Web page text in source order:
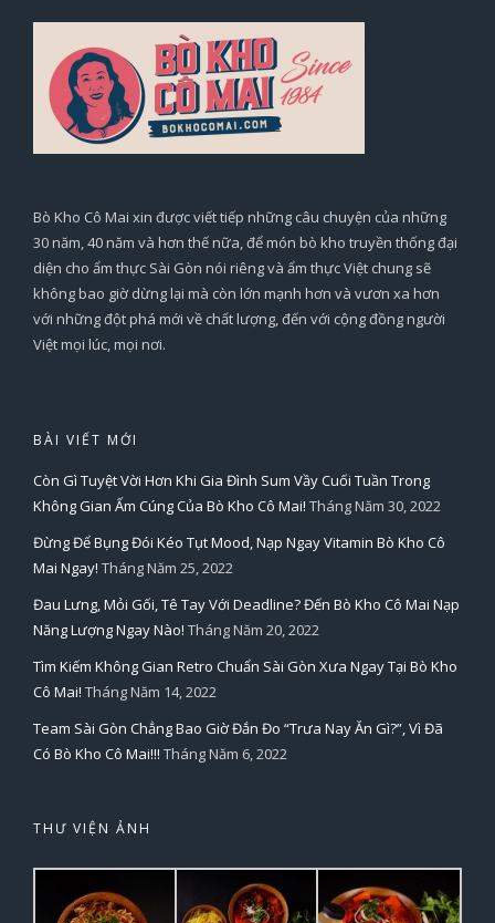
Bò Kho Cô Mai xin được viết tiếp những câu chuyện của những
30 năm, 40 năm và hơn thế nữa, để món bò kho truyền thống đại
diện cho ẩm thực Sài Gòn nói riêng và ẩm thực Việt chung sẽ
không bao giờ dừng lại mà còn lớn mạnh hơn và vươn xa hơn
với những đột phá mới về chất lượng, đến với cộng đồng người
Việt mọi lúc, mọi nơi.
BÀI VIẾT MỚI
Còn Gì Tuyệt Vời Hơn Khi Gia Đình Sum Vầy Cuối Tuần Trong
Không Gian Ấm Cúng Của Bò Kho Cô Mai! Tháng Năm 30, 2022
Đừng Để Bụng Đói Kéo Tụt Mood, Nạp Ngay Vitamin Bò Kho Cô
Mai Ngay! Tháng Năm 25, 2022
Đau Lưng, Mỏi Gối, Tê Tay Với Deadline? Đến Bò Kho Cô Mai Nạp
Năng Lượng Ngay Nào! Tháng Năm 20, 2022
Tìm Kiếm Không Gian Retro Chuẩn Sài Gòn Xưa Ngay Tại Bò Kho
Cô Mai! Tháng Năm 14, 2022
Team Sài Gòn Chẳng Bao Giờ Đắn Đo “Trưa Nay Ăn Gì?”, Vì Đã
Có Bò Kho Cô Mai!!! Tháng Năm 6, 2022
THƯ VIỆN ẢNH